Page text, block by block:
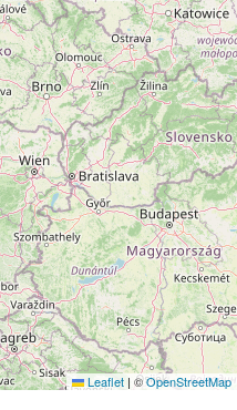
Leaflet | ©OpenStreetMap